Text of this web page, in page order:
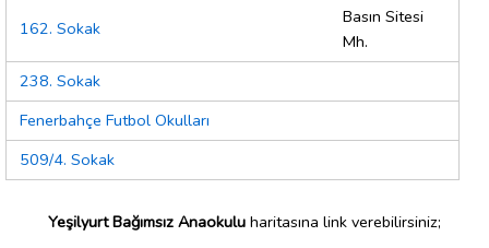
162. Sokak
Basın Sitesi
Mh.
238. Sokak
Fenerbahçe Futbol Okulları
509/4. Sokak
Yeşilyurt Bağımsız Anaokulu haritasına link verebilirsiniz;